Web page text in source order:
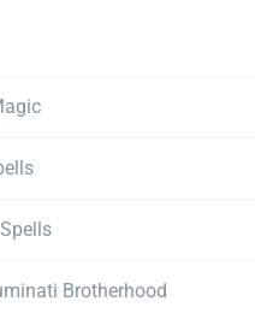
Brotherhood